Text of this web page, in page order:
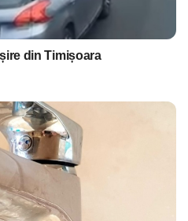
din Timișoara